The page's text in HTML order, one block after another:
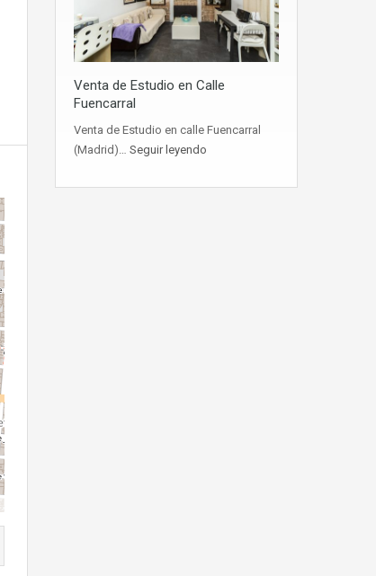
Venta de Estudio en Calle
Fuencarral
Venta de Estudio en calle Fuencarral
(Madrid)… Seguir leyendo